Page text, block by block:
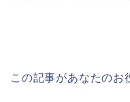
この記事があなたのお